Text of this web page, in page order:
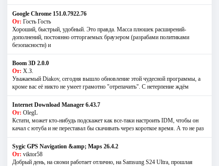
Google Chrome 151.0.7922.76
От: Гость Гость
Хороший, быстрый, удобный. Это правда. Масса плюшек расширений-
дополнений, постоянно отторгаемых браузером (разрабами политиками
безопасности) и
Boom 3D 2.0.0
От: Х.З.
Уважаемый Diakov, сегодня вышло обновление этой чудесной программы, а
кроме вас её никто не умеет грамотно "отрепачить". С нетерпение ждём
Internet Download Manager 6.43.7
От: OlegL
Кстати, может кто-нибудь подскажет как все-таки настроить IDM, чтобы он
качал с ютуба и не переставал бы скачивать через короткое время. А то не раз
Sygic GPS Navigation &amp; Maps 26.4.2
От: viktor58
Добрый день, на сяоми работает отлично, на Samsung S24 Ultra, прошлая